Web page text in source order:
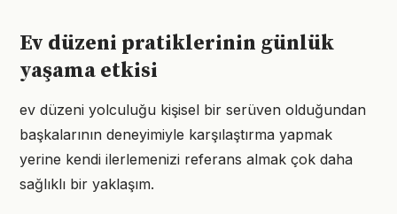
Ev düzeni pratiklerinin günlük
yaşama etkisi
ev düzeni yolculuğu kişisel bir serüven olduğundan
başkalarının deneyimiyle karşılaştırma yapmak
yerine kendi ilerlemenizi referans almak çok daha
sağlıklı bir yaklaşım.